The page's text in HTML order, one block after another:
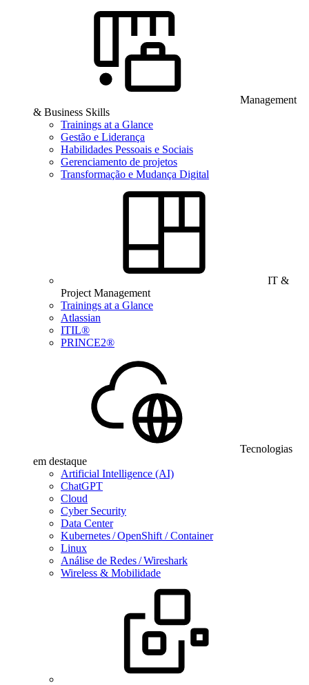
Management
& Business Skills
Trainings at a Glance
Gestão e Liderança
Habilidades Pessoais e Sociais
Gerenciamento de projetos
Transformação e Mudança Digital
IT &
Project Management
Trainings at a Glance
Atlassian
ITIL®
PRINCE2®
Tecnologias
em destaque
Artificial Intelligence (AI)
ChatGPT
Cloud
Cyber Security
Data Center
Kubernetes / OpenShift / Container
Linux
Análise de Redes / Wireshark
Wireless & Mobilidade